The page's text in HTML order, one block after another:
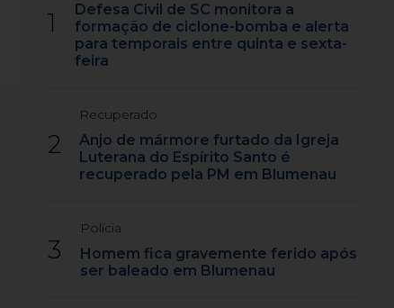
1
Defesa Civil de SC monitora a
formação de ciclone-bomba e alerta
para temporais entre quinta e sexta-
feira
2
Recuperado
Anjo de mármore furtado da Igreja
Luterana do Espírito Santo é
recuperado pela PM em Blumenau
3
Polícia
Homem fica gravemente ferido após
ser baleado em Blumenau